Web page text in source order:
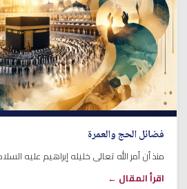
فضائل الحج والعمرة
منذ أن أمر الله تعالى خليله إبراهيم عليه
اقرأ المقال ←